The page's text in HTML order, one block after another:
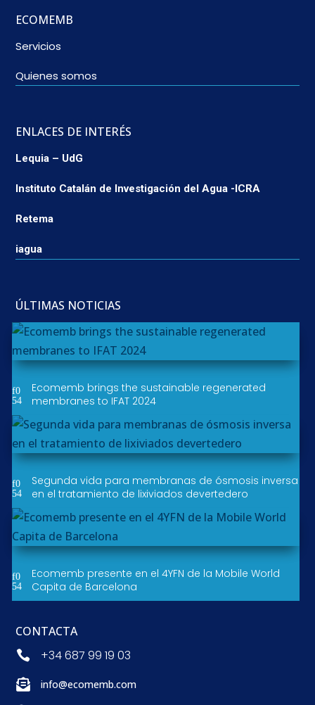
ECOMEMB
Servicios
Quienes somos
ENLACES DE INTERÉS
Lequia – UdG
Instituto Catalán de Investigación del Agua -ICRA
Retema
iagua
ÚLTIMAS NOTICIAS
Ecomemb brings the sustainable regenerated
membranes to IFAT 2024
Segunda vida para membranas de ósmosis inversa
en el tratamiento de lixiviados devertedero
Ecomemb presente en el 4YFN de la Mobile World
Capita de Barcelona
CONTACTA
 +34 687 99 19 03
 info@ecomemb.com